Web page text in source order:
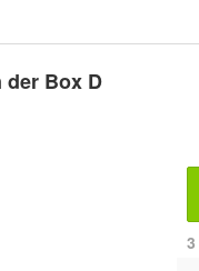
der Box D
3